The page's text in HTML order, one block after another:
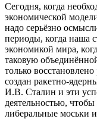
Сегодня, когда
экономической
надо серьёзно
периоды, когда наша
экономикой мира,
таковую
только
создан ракетно-
И.В. Сталин и эти
деятельностью,
либеральные моськи